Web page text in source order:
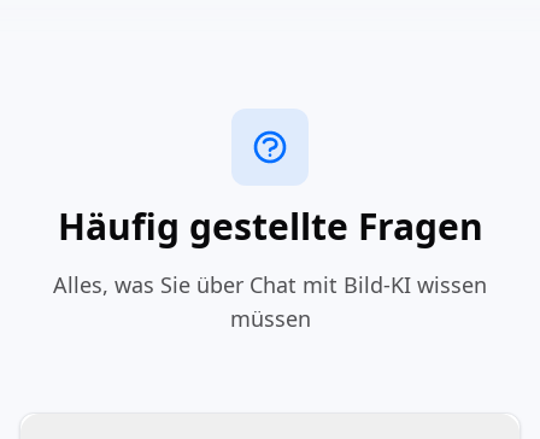
Häufig gestellte Fragen
Alles, was Sie über Chat mit Bild-KI wissen
müssen